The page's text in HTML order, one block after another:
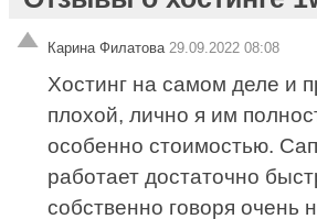
Карина Филатова 29.09.2022 08:08
Хостинг на самом деле и
плохой, лично я им
особенно стоимостью.
работает достаточно
собственно говоря очень